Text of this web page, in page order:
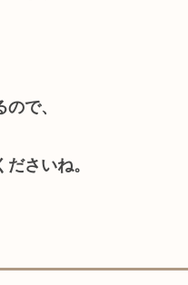
で、
さいね。